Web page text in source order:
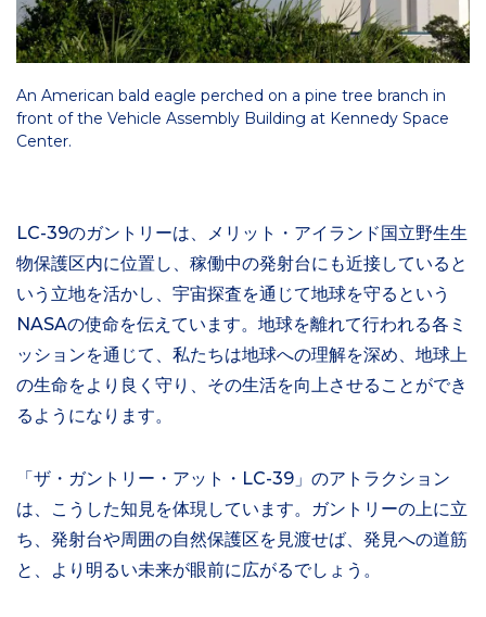
An American bald eagle perched on a pine tree branch in
front of the Vehicle Assembly Building at Kennedy Space
Center.
LC-39のガントリーは、メリット・アイランド国立野生生
物保護区内に位置し、稼働中の発射台にも近接していると
いう立地を活かし、宇宙探査を通じて地球を守るという
NASAの使命を伝えています。地球を離れて行われる各ミ
ッションを通じて、私たちは地球への理解を深め、地球上
の生命をより良く守り、その生活を向上させることができ
るようになります。
「ザ・ガントリー・アット・LC-39」のアトラクション
は、こうした知見を体現しています。ガントリーの上に立
ち、発射台や周囲の自然保護区を見渡せば、発見への道筋
と、より明るい未来が眼前に広がるでしょう。